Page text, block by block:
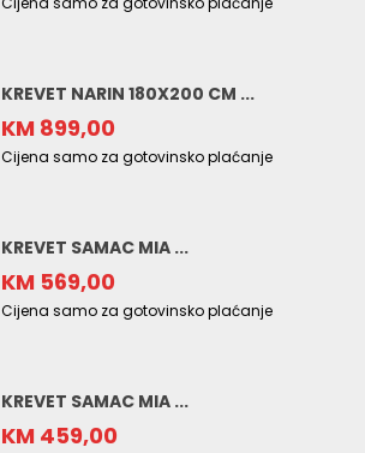
KREVET NARIN 180X200 CM ...
KM 899,00
Cijena samo za gotovinsko plaćanje
KREVET SAMAC MIA ...
KM 569,00
Cijena samo za gotovinsko plaćanje
KREVET SAMAC MIA ...
KM 459,00